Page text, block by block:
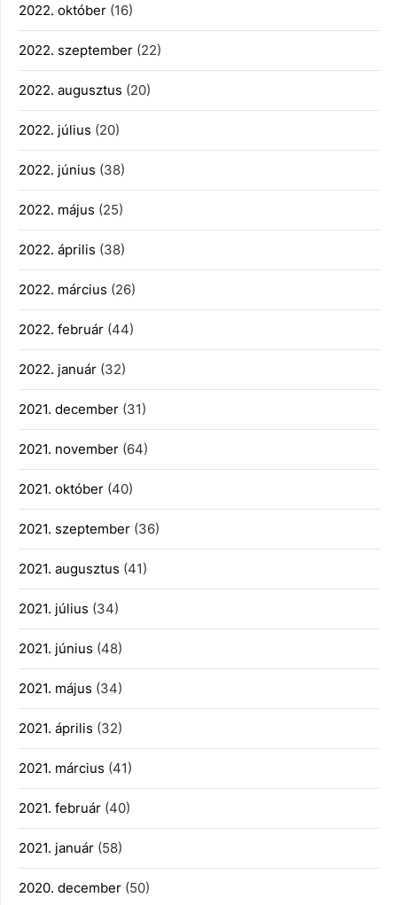
2022. október (16)
2022. szeptember (22)
2022. augusztus (20)
2022. július (20)
2022. június (38)
2022. május (25)
2022. április (38)
2022. március (26)
2022. február (44)
2022. január (32)
2021. december (31)
2021. november (64)
2021. október (40)
2021. szeptember (36)
2021. augusztus (41)
2021. július (34)
2021. június (48)
2021. május (34)
2021. április (32)
2021. március (41)
2021. február (40)
2021. január (58)
2020. december (50)